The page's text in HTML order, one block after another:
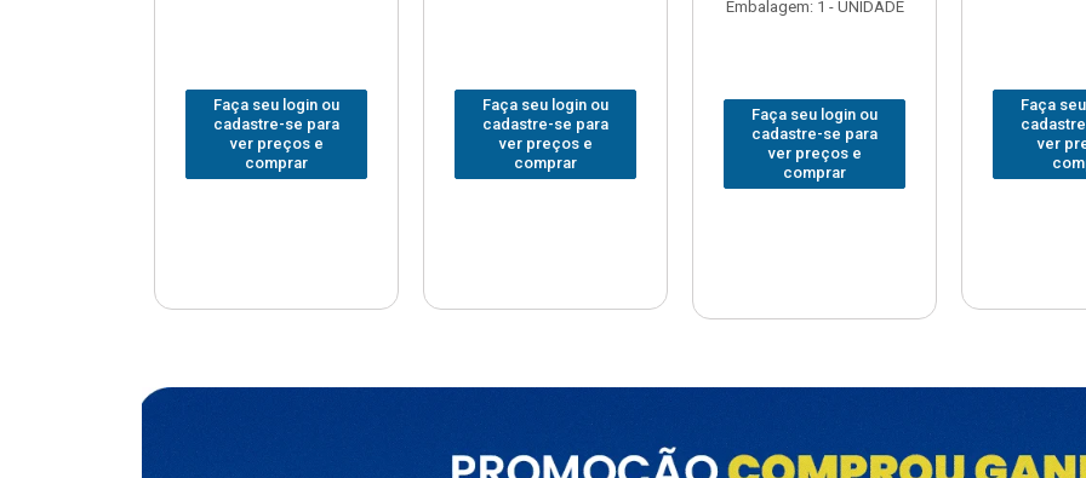
Faça seu login ou
cadastre-se para
ver preços e
comprar
Faça seu login ou
cadastre-se para
ver preços e
comprar
Faça seu login ou
cadastre-se para
ver preços e
comprar
Faça
ver